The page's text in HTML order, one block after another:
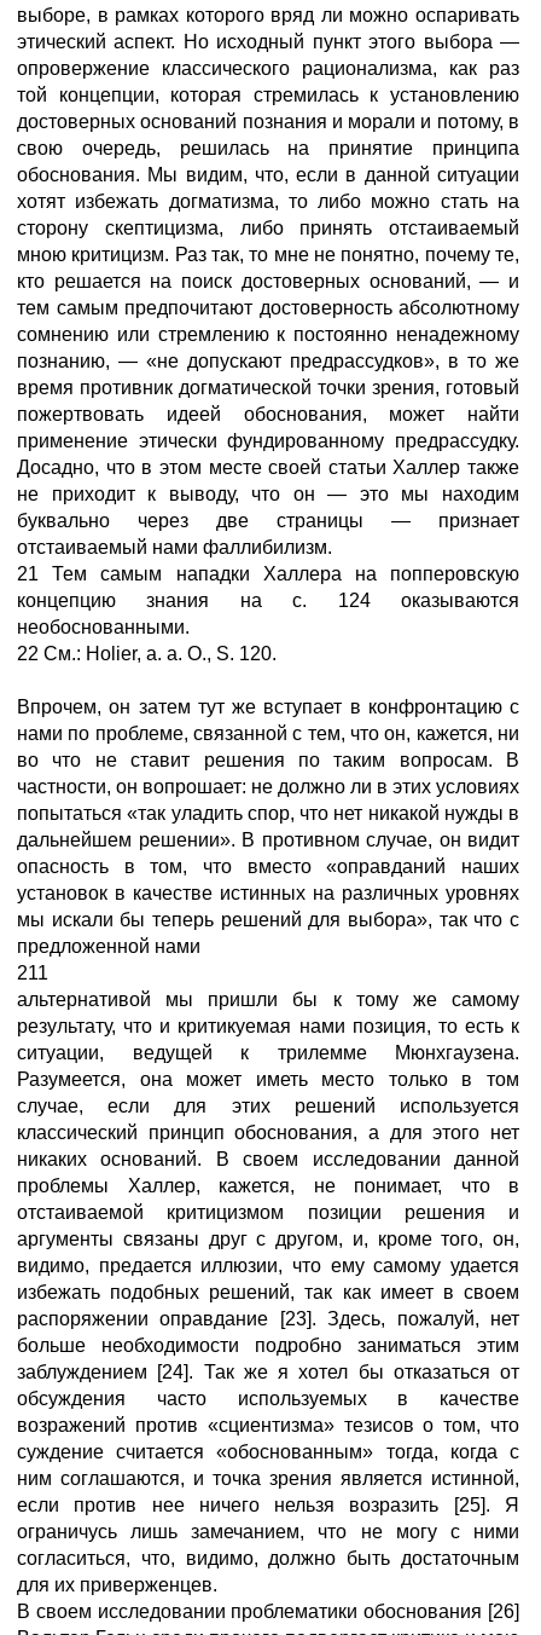
выборе, в рамках которого вряд ли можно оспаривать
этический аспект. Но исходный пункт этого выбора —
опровержение классического рационализма, как раз
той концепции, которая стремилась к установлению
достоверных оснований познания и морали и потому, в
свою очередь, решилась на принятие принципа
обоснования. Мы видим, что, если в данной ситуации
хотят избежать догматизма, то либо можно стать на
сторону скептицизма, либо принять отстаиваемый
мною критицизм. Раз так, то мне не понятно, почему те,
кто решается на поиск достоверных оснований, — и
тем самым предпочитают достоверность абсолютному
сомнению или стремлению к постоянно ненадежному
познанию, — «не допускают предрассудков», в то же
время противник догматической точки зрения, готовый
пожертвовать идеей обоснования, может найти
применение этически фундированному предрассудку.
Досадно, что в этом месте своей статьи Халлер также
не приходит к выводу, что он — это мы находим
буквально через две страницы — признает
отстаиваемый нами фаллибилизм.
21 Тем самым нападки Халлера на попперовскую
концепцию знания на с. 124 оказываются
необоснованными.
22 См.: Holier, а. а. О., S. 120.
Впрочем, он затем тут же вступает в конфронтацию с
нами по проблеме, связанной с тем, что он, кажется, ни
во что не ставит решения по таким вопросам. В
частности, он вопрошает: не должно ли в этих условиях
попытаться «так уладить спор, что нет никакой нужды в
дальнейшем решении». В противном случае, он видит
опасность в том, что вместо «оправданий наших
установок в качестве истинных на различных уровнях
мы искали бы теперь решений для выбора», так что с
предложенной нами
211
альтернативой мы пришли бы к тому же самому
результату, что и критикуемая нами позиция, то есть к
ситуации, ведущей к трилемме Мюнхгаузена.
Разумеется, она может иметь место только в том
случае, если для этих решений используется
классический принцип обоснования, а для этого нет
никаких оснований. В своем исследовании данной
проблемы Халлер, кажется, не понимает, что в
отстаиваемой критицизмом позиции решения и
аргументы связаны друг с другом, и, кроме того, он,
видимо, предается иллюзии, что ему самому удается
избежать подобных решений, так как имеет в своем
распоряжении оправдание [23]. Здесь, пожалуй, нет
больше необходимости подробно заниматься этим
заблуждением [24]. Так же я хотел бы отказаться от
обсуждения часто используемых в качестве
возражений против «сциентизма» тезисов о том, что
суждение считается «обоснованным» тогда, когда с
ним соглашаются, и точка зрения является истинной,
если против нее ничего нельзя возразить [25]. Я
ограничусь лишь замечанием, что не могу с ними
согласиться, что, видимо, должно быть достаточным
для их приверженцев.
В своем исследовании проблематики обоснования [26]